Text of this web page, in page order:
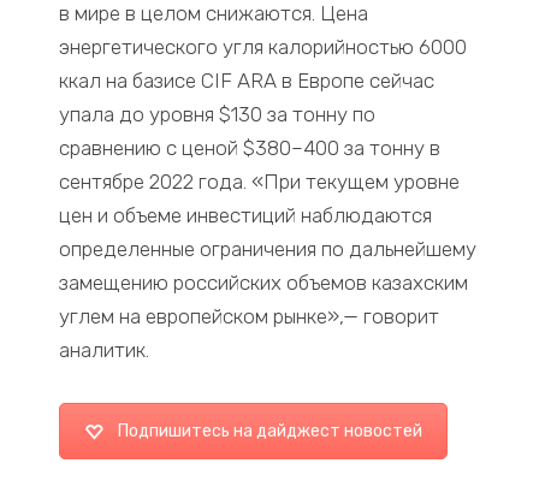
в мире в целом снижаются. Цена
энергетического угля калорийностью 6000
ккал на базисе CIF ARA в Европе сейчас
упала до уровня $130 за тонну по
сравнению с ценой $380–400 за тонну в
сентябре 2022 года. «При текущем уровне
цен и объеме инвестиций наблюдаются
определенные ограничения по дальнейшему
замещению российских объемов казахским
углем на европейском рынке»,— говорит
аналитик.
Подпишитесь на дайджест новостей